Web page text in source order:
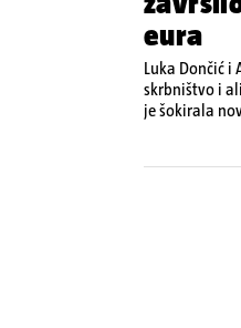
eura
Luka Dončić i
skrbništvo i
je šokirala